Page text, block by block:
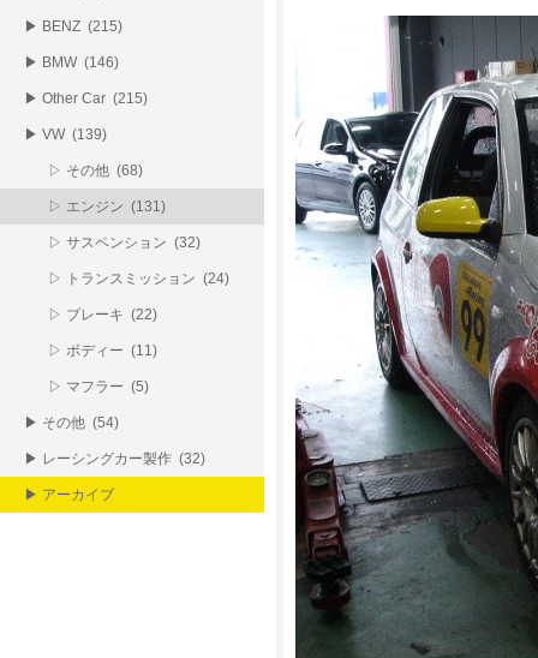
▶ BENZ (215)
▶ BMW (146)
▶ Other Car (215)
▶ VW (139)
▷ その他 (68)
▷ エンジン (131)
▷ サスペンション (32)
▷ トランスミッション (24)
▷ ブレーキ (22)
▷ ボディー (11)
▷ マフラー (5)
▶ その他 (54)
▶ レーシングカー製作 (32)
▶ アーカイブ